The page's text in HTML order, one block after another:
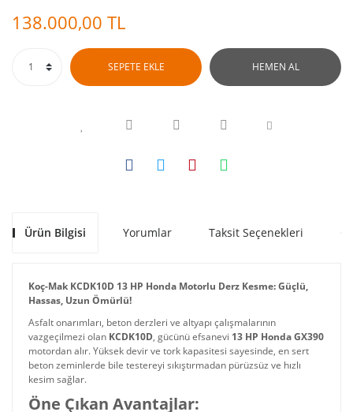
138.000,00 TL
SEPETE EKLE HEMEN AL
Ürün Bilgisi Yorumlar Taksit Seçenekleri
Koç-Mak KCDK10D 13 HP Honda Motorlu Derz Kesme: Güçlü,
Hassas, Uzun Ömürlü!
Asfalt onarımları, beton derzleri ve altyapı çalışmalarının
vazgeçilmezi olan KCDK10D, gücünü efsanevi 13 HP Honda GX390
motordan alır. Yüksek devir ve tork kapasitesi sayesinde, en sert
beton zeminlerde bile testereyi sıkıştırmadan pürüzsüz ve hızlı
kesim sağlar.
Öne Çıkan Avantajlar: